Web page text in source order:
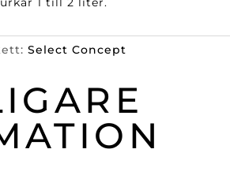
Select Concept